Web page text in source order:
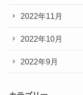
2022年11月
2022年10月
2022年9月